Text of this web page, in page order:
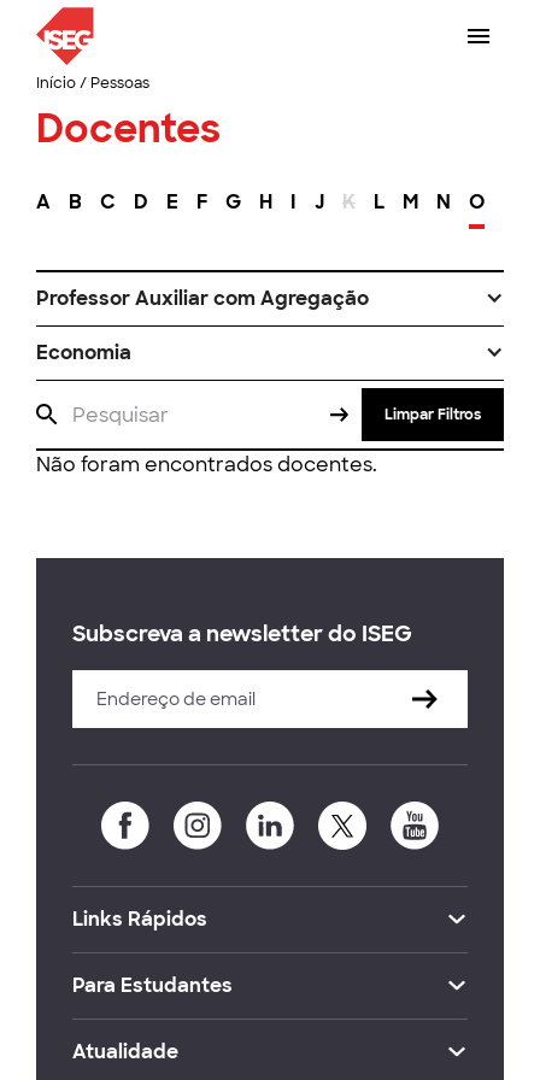
Início/ Pessoas
Docentes
A B C D E F G H I J K L M N O
Professor Auxiliar com Agregação
Economia
Limpar Filtros
Não foram encontrados docentes.
Subscreva a newsletter do ISEG
Links Rápidos
Para Estudantes
Atualidade